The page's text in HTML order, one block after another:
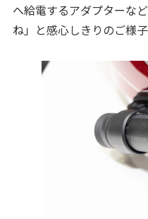
へ給電するアダプターな
ね」と感心しきりのご様子